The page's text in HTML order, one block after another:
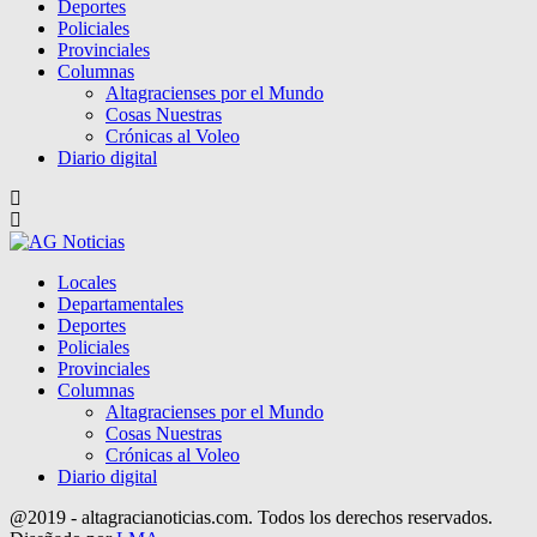
Deportes
Policiales
Provinciales
Columnas
Altagracienses por el Mundo
Cosas Nuestras
Crónicas al Voleo
Diario digital
Locales
Departamentales
Deportes
Policiales
Provinciales
Columnas
Altagracienses por el Mundo
Cosas Nuestras
Crónicas al Voleo
Diario digital
@2019 - altagracianoticias.com. Todos los derechos reservados.